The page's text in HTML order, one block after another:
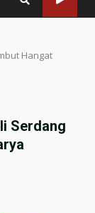
Hangat
Serdang